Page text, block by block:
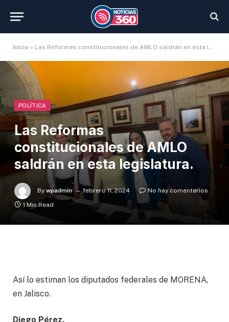
Inicio » Las Reformas constitucionales de AMLO saldrán en esta legislatura.
POLÍTICA
Las Reformas
constitucionales de AMLO
saldrán en esta legislatura.
By wpadmin febrero 11, 2024
No hay comentarios
1 Min Read
Así lo estiman los diputados federales de MORENA,
en Jalisco.
Diego Pérez.